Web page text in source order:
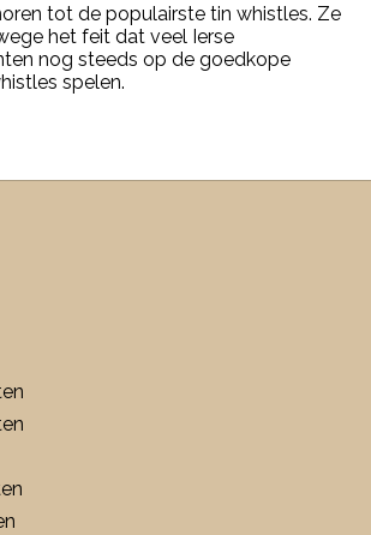
tot de populairste tin whistles. Ze
het feit dat veel Ierse
nog steeds op de goedkope
spelen.